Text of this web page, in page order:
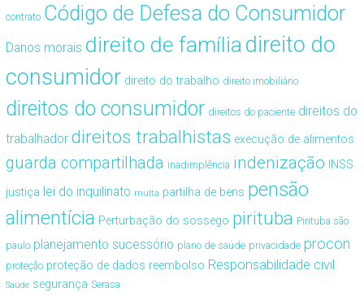
contrato Código de Defesa do Consumidor
Danos morais direito de famíliadireito do
consumidor direito do trabalho direito imobiliário
direitos do consumidor direitos do paciente direitos do
trabalhador direitos trabalhistas execução de alimentos
guarda compartilhada inadimplência indenização INSS
justiça lei do inquilinato multa partilha de bens pensão
alimentícia Perturbação do sossego pirituba Pirituba são
paulo planejamento sucessório plano de saúde privacidade procon
proteção proteção de dados reembolso Responsabilidade civil
Saúde segurança Serasa